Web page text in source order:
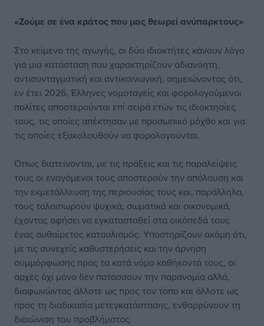
«Ζούμε σε ένα κράτος που μας θεωρεί ανύπαρκτους»
Στο κείμενο της αγωγής, οι δύο ιδιοκτήτες κάνουν λόγο
για μια κατάσταση που χαρακτηρίζουν αδιανόητη,
αντισυνταγματική και αντικοινωνική, σημειώνοντας ότι,
εν έτει 2026, Έλληνες νομοταγείς και φορολογούμενοι
πολίτες αποστερούνται επί σειρά ετών τις ιδιοκτησίες
τους, τις οποίες απέκτησαν με προσωπικό μόχθο και για
τις οποίες εξακολουθούν να φορολογούνται.
Όπως διατείνονται, με τις πράξεις και τις παραλείψεις
τους οι εναγόμενοι τους αποστερούν την απόλαυση και
την εκμετάλλευση της περιουσίας τους και, παράλληλα,
τους ταλαιπωρούν ψυχικά, σωματικά και οικονομικά,
έχοντας αφήσει να εγκατασταθεί στα οικόπεδά τους
ένας αυθαίρετος καταυλισμός. Υποστηρίζουν ακόμη ότι,
με τις συνεχείς καθυστερήσεις και την άρνηση
συμμόρφωσης προς τα κατά νόμο καθήκοντά τους, οι
αρχές όχι μόνο δεν πατάσσουν την παρανομία αλλά,
διαφωνώντας άλλοτε ως προς τον τόπο και άλλοτε ως
προς τη διαδικασία μετεγκατάστασης, ενθαρρύνουν τη
διαιώνιση του προβλήματος.